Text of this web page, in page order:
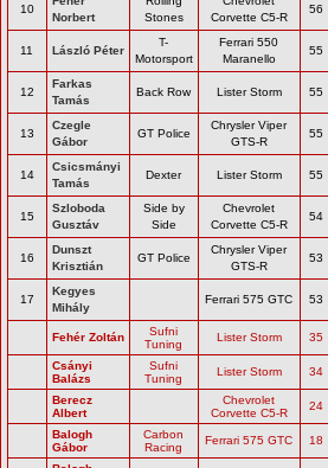
10
Norbert
Stones
Corvette C5-R
56
11 László Péter
T-
Motorsport
Ferrari 550
Maranello
55
12
Farkas
Tamás
Back Row Lister Storm 55
13
Czegle
Gábor
GT Police
Chrysler Viper
GTS-R
55
14
Csicsmányi
Tamás
Dexter Lister Storm 55
15
Szloboda
Gusztáv
Side by
Side
Chevrolet
Corvette C5-R
54
16
Dunszt
Krisztián
GT Police
Chrysler Viper
GTS-R
53
17
Kegyes
Mihály
Ferrari 575 GTC 53
Fehér Zoltán
Sufni
Tuning
Lister Storm 35
Csányi
Balázs
Sufni
Tuning
Lister Storm 34
Berecz
Albert
Chevrolet
Corvette C5-R
24
Balogh
Gábor
Carbon
Racing
Ferrari 575 GTC 18